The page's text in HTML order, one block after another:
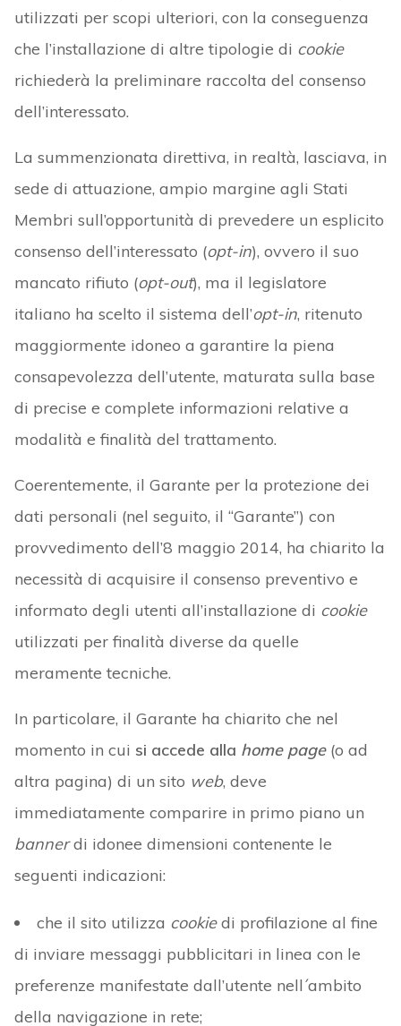
utilizzati per scopi ulteriori, con la conseguenza
che l’installazione di altre tipologie di cookie
richiederà la preliminare raccolta del consenso
dell’interessato.
La summenzionata direttiva, in realtà, lasciava, in
sede di attuazione, ampio margine agli Stati
Membri sull’opportunità di prevedere un esplicito
consenso dell’interessato (opt-in), ovvero il suo
mancato rifiuto (opt-out), ma il legislatore
italiano ha scelto il sistema dell’opt-in, ritenuto
maggiormente idoneo a garantire la piena
consapevolezza dell’utente, maturata sulla base
di precise e complete informazioni relative a
modalità e finalità del trattamento.
Coerentemente, il Garante per la protezione dei
dati personali (nel seguito, il “Garante”) con
provvedimento dell’8 maggio 2014, ha chiarito la
necessità di acquisire il consenso preventivo e
informato degli utenti all’installazione di cookie
utilizzati per finalità diverse da quelle
meramente tecniche.
In particolare, il Garante ha chiarito che nel
momento in cui si accede alla home page(o ad
altra pagina) di un sito web, deve
immediatamente comparire in primo piano un
bannerdi idonee dimensioni contenente le
seguenti indicazioni:
che il sito utilizza cookiedi profilazione al fine
di inviare messaggi pubblicitari in linea con le
preferenze manifestate dall’utente nell´ambito
della navigazione in rete;